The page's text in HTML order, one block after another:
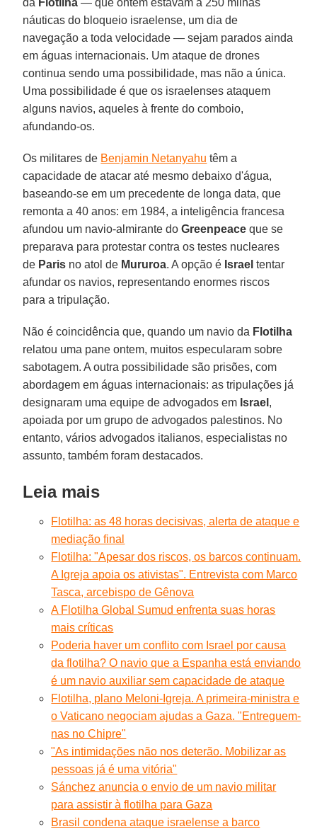
náuticas do bloqueio israelense, um dia de
navegação a toda velocidade — sejam parados ainda
em águas internacionais. Um ataque de drones
continua sendo uma possibilidade, mas não a única.
Uma possibilidade é que os israelenses ataquem
alguns navios, aqueles à frente do comboio,
afundando-os.
Os militares de Benjamin Netanyahu têm a
capacidade de atacar até mesmo debaixo d'água,
baseando-se em um precedente de longa data, que
remonta a 40 anos: em 1984, a inteligência francesa
afundou um navio-almirante doGreenpeace que se
preparava para protestar contra os testes nucleares
de Paris no atol de Mururoa. A opção é Israel tentar
afundar os navios, representando enormes riscos
para a tripulação.
Não é coincidência que, quando um navio da Flotilha
relatou uma pane ontem, muitos especularam sobre
sabotagem. A outra possibilidade são prisões, com
abordagem em águas internacionais: as tripulações já
designaram uma equipe de advogados em Israel ,
apoiada por um grupo de advogados palestinos. No
entanto, vários advogados italianos, especialistas no
assunto, também foram destacados.
Leia mais
Flotilha: as 48 horas decisivas, alerta de ataque e
mediação final
Flotilha: "Apesar dos riscos, os barcos continuam.
A Igreja apoia os ativistas". Entrevista com Marco
Tasca, arcebispo de Gênova
A Flotilha Global Sumud enfrenta suas horas
mais críticas
Poderia haver um conflito com Israel por causa
da flotilha? O navio que a Espanha está enviando
é um navio auxiliar sem capacidade de ataque
Flotilha, plano Meloni-Igreja. A primeira-ministra e
o Vaticano negociam ajudas a Gaza. "Entreguem-
nas no Chipre"
"As intimidações não nos deterão. Mobilizar as
pessoas já é uma vitória"
Sánchez anuncia o envio de um navio militar
para assistir à flotilha para Gaza
Brasil condena ataque israelense a barco